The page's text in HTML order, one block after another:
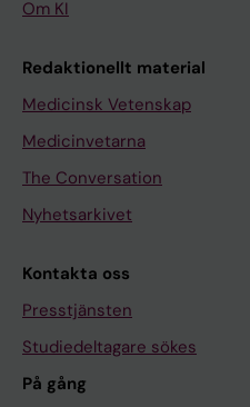
Om KI
Redaktionellt material
Medicinsk Vetenskap
Medicinvetarna
The Conversation
Nyhetsarkivet
Kontakta oss
Presstjänsten
Studiedeltagare sökes
På gång